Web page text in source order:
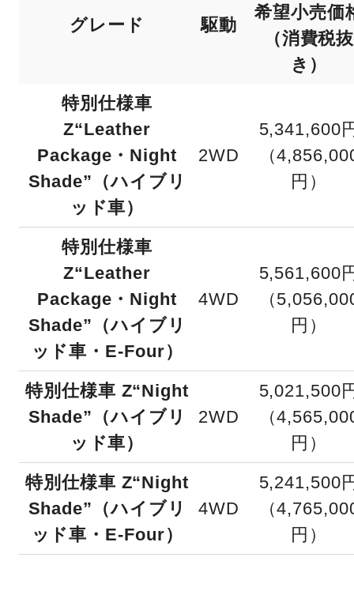
グレード 駆動
希望小売価
（消費税抜
き）
特別仕様車
Z“Leather
Package・Night
Shade”（ハイブリ
ッド車）
2WD
5,341,600
（
円）
特別仕様車
Z“Leather
Package・Night
Shade”（ハイブリ
ッド車・E-Four）
4WD
5,561,600
（
円）
特別仕様車 Z“Night
Shade”（ハイブリ
ッド車）
2WD
5,021,500
（
円）
特別仕様車 Z“Night
Shade”（ハイブリ
ッド車・E-Four）
4WD
5,241,500
（
円）